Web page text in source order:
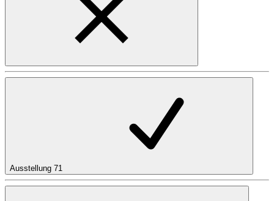
Ausstellung 71